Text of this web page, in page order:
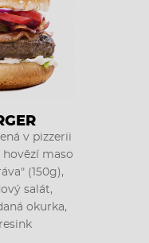
v pizzerii
hovězí maso
(150g),
salát,
okurka,